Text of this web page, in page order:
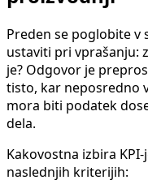
Preden se poglobite v
ustaviti pri vprašanju:
je? Odgovor je
tisto, kar neposredno
mora biti podatek
dela.
Kakovostna izbira
naslednjih kriterijih: